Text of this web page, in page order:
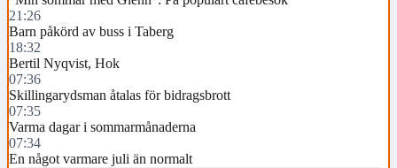
21:26
Barn påkörd av buss i Taberg
18:32
Bertil Nyqvist, Hok
07:36
Skillingarydsman åtalas för bidragsbrott
07:35
Varma dagar i sommarmånaderna
07:34
En något varmare juli än normalt